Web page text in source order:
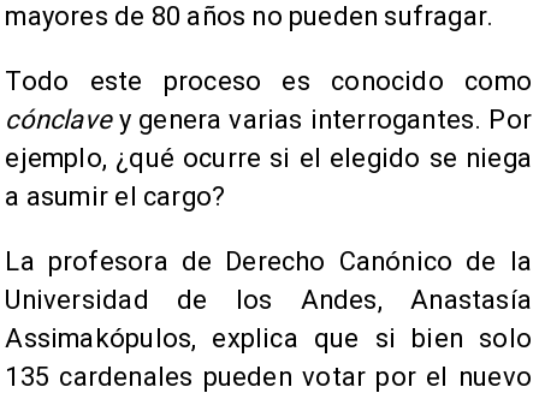
mayores de 80 años no pueden sufragar.
Todo este proceso es conocido como
cónclavey genera varias interrogantes. Por
ejemplo, ¿qué ocurre si el elegido se niega
a asumir el cargo?
La profesora de Derecho Canónico de la
Universidad de los Andes, Anastasía
Assimakópulos, explica que si bien solo
135 cardenales pueden votar por el nuevo